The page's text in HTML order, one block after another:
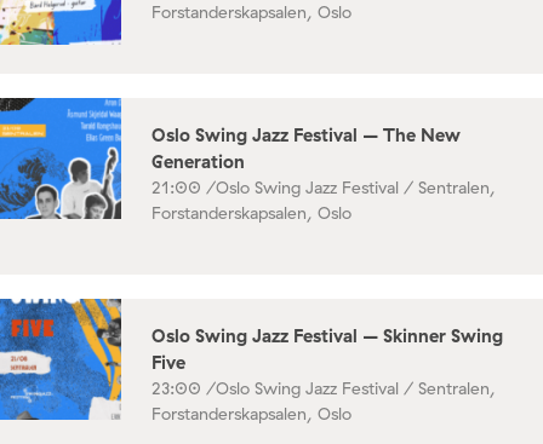
Forstanderskapsalen, Oslo
Oslo Swing Jazz Festival – The New
Generation
21:00 /Oslo Swing Jazz Festival / Sentralen,
Forstanderskapsalen, Oslo
Oslo Swing Jazz Festival – Skinner Swing
Five
23:00 /Oslo Swing Jazz Festival / Sentralen,
Forstanderskapsalen, Oslo